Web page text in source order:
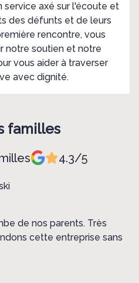
service axé sur l'écoute et
des défunts et de leurs
rencontre, vous
notre soutien et notre
vous aider à traverser
avec dignité.
familles
4.3/5
de nos parents. Très
cette entreprise sans